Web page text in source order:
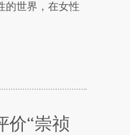
的世界，在女性
价“崇祯